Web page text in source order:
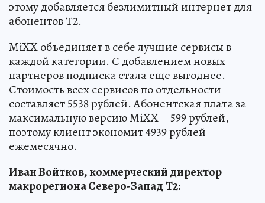
этому добавляется безлимитный интернет для
абонентов Т2.
MiXX объединяет в себе лучшие сервисы в
каждой категории. С добавлением новых
партнеров подписка стала еще выгоднее.
Стоимость всех сервисов по отдельности
составляет 5538 рублей. Абонентская плата за
максимальную версию MiXX – 599 рублей,
поэтому клиент экономит 4939 рублей
ежемесячно.
Иван Войтков, коммерческий директор
макрорегиона Северо-Запад T2: